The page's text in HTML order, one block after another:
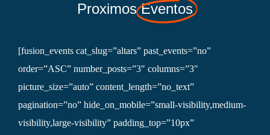
Proximos Eventos
[fusion_events cat_slug=”altars” past_events=”no”
order=”ASC” number_posts=”3″ columns=”3″
picture_size=”auto” content_length=”no_text”
pagination=”no” hide_on_mobile=”small-visibility,medium-
visibility,large-visibility” padding_top=”10px”